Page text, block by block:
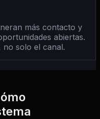
más contacto y
abiertas.
no solo el canal.